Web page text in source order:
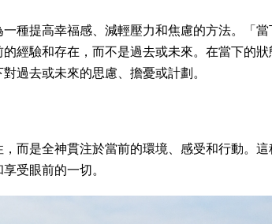
種提高幸福感、減輕壓力和焦慮的方法。「當
經驗和存在，而不是過去或未來。在當下的狀
過去或未來的思慮、擔憂或計劃。
而是全神貫注於當前的環境、感受和行動。這
受眼前的一切。